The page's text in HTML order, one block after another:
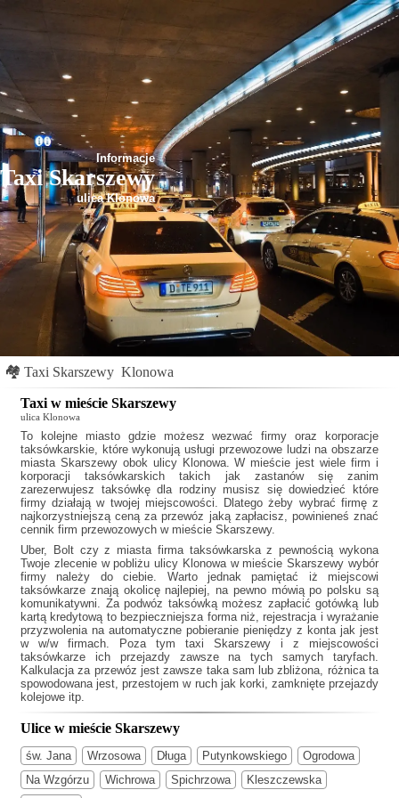
Informacje
Taxi Skarszewy
ulica Klonowa
🏘 Taxi Skarszewy Klonowa
Taxi w mieście Skarszewy
ulica Klonowa
To kolejne miasto gdzie możesz wezwać firmy oraz korporacje
taksówkarskie, które wykonują usługi przewozowe ludzi na obszarze
miasta Skarszewy obok ulicy Klonowa. W mieście jest wiele firm i
korporacji taksówkarskich takich jak zastanów się zanim
zarezerwujesz taksówkę dla rodziny musisz się dowiedzieć które
firmy działają w twojej miejscowości. Dlatego żeby wybrać firmę z
najkorzystniejszą ceną za przewóz jaką zapłacisz, powinieneś znać
cennik firm przewozowych w mieście Skarszewy.
Uber, Bolt czy z miasta firma taksówkarska z pewnością wykona
Twoje zlecenie w pobliżu ulicy Klonowa w mieście Skarszewy wybór
firmy należy do ciebie. Warto jednak pamiętać iż miejscowi
taksówkarze znają okolicę najlepiej, na pewno mówią po polsku są
komunikatywni. Za podwóz taksówką możesz zapłacić gotówką lub
kartą kredytową to bezpieczniejsza forma niż, rejestracja i wyrażanie
przyzwolenia na automatyczne pobieranie pieniędzy z konta jak jest
w w/w firmach. Poza tym taxi Skarszewy i z miejscowości
taksówkarze ich przejazdy zawsze na tych samych taryfach.
Kalkulacja za przewóz jest zawsze taka sam lub zbliżona, różnica ta
spowodowana jest, przestojem w ruch jak korki, zamknięte przejazdy
kolejowe itp.
Ulice w mieście Skarszewy
św. Jana Wrzosowa Długa Putynkowskiego
Ogrodowa
Na Wzgórzu
Wichrowa Spichrzowa
Kleszczewska